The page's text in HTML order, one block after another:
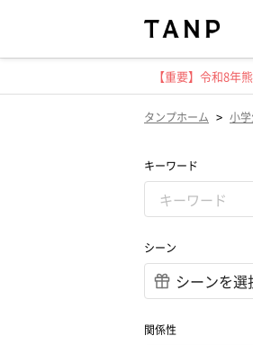
【重要】令和8年
タンプホーム > 小
キーワード
シーン
関係性